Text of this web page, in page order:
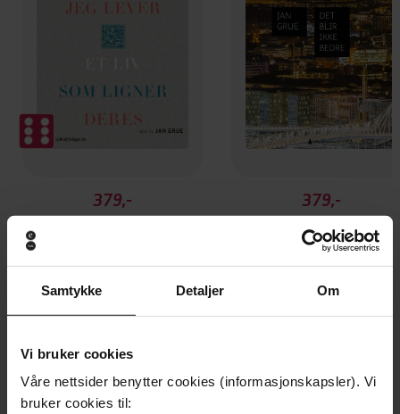
Samtykke Detaljer Om
Vi bruker cookies
Våre nettsider benytter cookies (informasjonskapsler). Vi
bruker cookies til:
379,-
LYDBOK
379,-
Jan Grue
LYDBOK
Andre har også kjøpt